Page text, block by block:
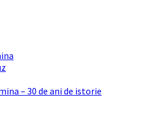
– 30 de ani de istorie